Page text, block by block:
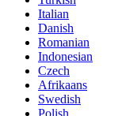
Italian
Danish
Romanian
Indonesian
Czech
Afrikaans
Swedish
Polish